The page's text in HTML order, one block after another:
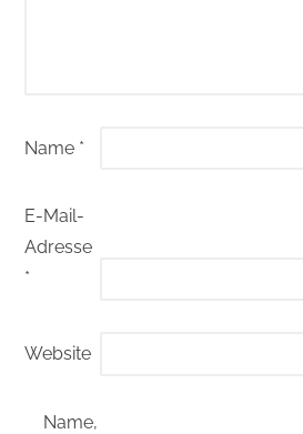
Name *
E-Mail-
Adresse
*
Website
Name,